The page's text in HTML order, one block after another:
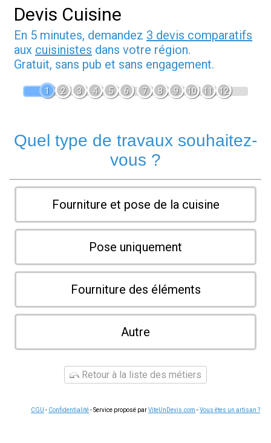
Devis Cuisine
En 5 minutes, demandez 3 devis comparatifs
aux cuisinistes dans votre région.
Gratuit, sans pub et sans engagement.
1 2 3 4 5 6 7 8 9 10 11 12
Quel type de travaux souhaitez-
vous ?
Fourniture et pose de la cuisine
Pose uniquement
Fourniture des éléments
Autre
Retour à la liste des métiers
CGU - Confidentialité- Service proposé parViteUnDevis.com -Vous êtes un artisan ?